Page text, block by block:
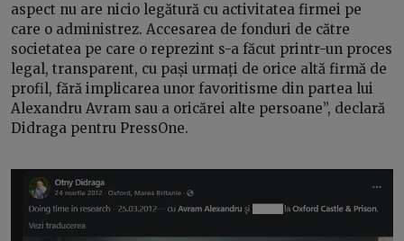
aspect nu are nicio legătură cu activitatea firmei pe
care o administrez. Accesarea de fonduri de către
societatea pe care o reprezint s-a făcut printr-un proces
legal, transparent, cu pași urmați de orice altă firmă de
profil, fără implicarea unor favoritisme din partea lui
Alexandru Avram sau a oricărei alte persoane”, declară
Didraga pentru PressOne.